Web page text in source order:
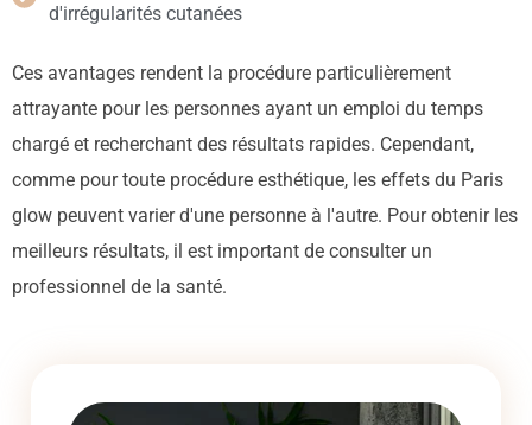
d'irrégularités cutanées
Ces avantages rendent la procédure particulièrement
attrayante pour les personnes ayant un emploi du temps
chargé et recherchant des résultats rapides. Cependant,
comme pour toute procédure esthétique, les effets du Paris
glow peuvent varier d'une personne à l'autre. Pour obtenir les
meilleurs résultats, il est important de consulter un
professionnel de la santé.